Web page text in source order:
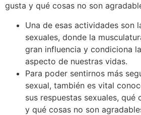
gusta y qué cosas no son
Una de esas actividades son
sexuales, donde la
gran influencia y condiciona
aspecto de nuestras vidas.
Para poder sentirnos más
sexual, también es vital
sus respuestas sexuales, qué
y qué cosas no son